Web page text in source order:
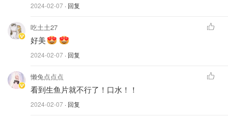
只要够胆，脚不软，绝对不虚此行。
还有玩水上项目全程给免费拍照，比较实在的服务优惠。
2024-02-07 · 回复
吃土土27
好美
2024-02-07 · 回复
懒兔点点点
看到生鱼片就不行了！口水！！
2024-02-07 · 回复